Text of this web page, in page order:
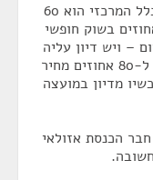
נכון להיום התמהילים בשיווקים שלנו, הכלל המרכזי הוא 60
מחיר מטרה בבנייה רוויה ו-40 אחוזים בשוק חופשי
– ויש דיון עליה
במועצה היום – היא להגדיל את התמהיל ל-80 אחוזים מחיר
עכשיו מדיון במועצה
הכנסת אזולאי